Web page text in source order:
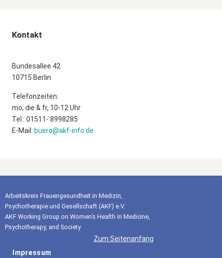
Kontakt
Bundesallee 42
10715 Berlin
Telefonzeiten:
mo, die & fr, 10-12 Uhr
Tel.: 01511- 8998285
E-Mail: buero@akf-info.de
Arbeitskreis Frauengesundheit in Medizin,
Psychotherapie und Gesellschaft (AKF) e.V.
AKF Working Group on Women’s Health in Medicine,
Psychotherapy, and Society
Zum Seitenanfang
Impressum